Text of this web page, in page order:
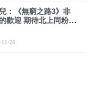
：《無窮之路3》非
歡迎 期待北上同粉絲
11-20